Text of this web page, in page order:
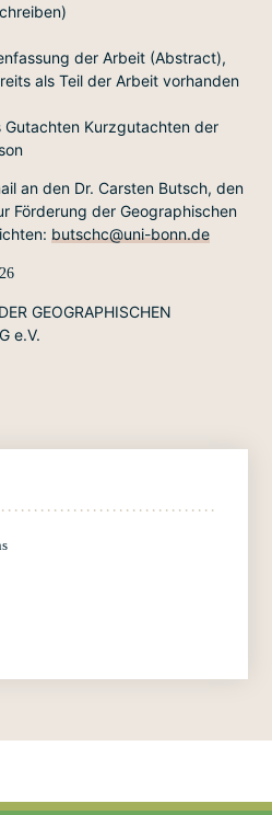
der Arbeit (Abstract),
als Teil der Arbeit vorhanden
Gutachten Kurzgutachten der
an den Dr. Carsten Butsch, den
Förderung der Geographischen
butschc@uni-bonn.de
GEOGRAPHISCHEN
e.V.